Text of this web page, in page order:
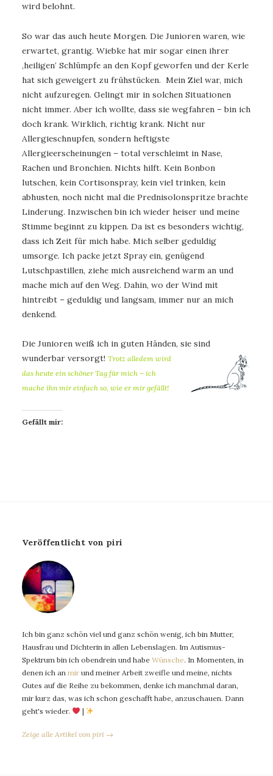
wird belohnt.
So war das auch heute Morgen. Die Junioren waren, wie
erwartet, grantig. Wiebke hat mir sogar einen ihrer
‚heiligen‘ Schlümpfe an den Kopf geworfen und der Kerle
hat sich geweigert zu frühstücken. Mein Ziel war, mich
nicht aufzuregen. Gelingt mir in solchen Situationen
nicht immer. Aber ich wollte, dass sie wegfahren – bin ich
doch krank. Wirklich, richtig krank. Nicht nur
Allergieschnupfen, sondern heftigste
Allergieerscheinungen – total verschleimt in Nase,
Rachen und Bronchien. Nichts hilft. Kein Bonbon
lutschen, kein Cortisonspray, kein viel trinken, kein
abhusten, noch nicht mal die Prednisolonspritze brachte
Linderung. Inzwischen bin ich wieder heiser und meine
Stimme beginnt zu kippen. Da ist es besonders wichtig,
dass ich Zeit für mich habe. Mich selber geduldig
umsorge. Ich packe jetzt Spray ein, genügend
Lutschpastillen, ziehe mich ausreichend warm an und
mache mich auf den Weg. Dahin, wo der Wind mit
hintreibt – geduldig und langsam, immer nur an mich
denkend.
Die Junioren weiß ich in guten Händen, sie sind
wunderbar versorgt! Trotz alledem wird
das heute ein schöner Tag für mich – ich
mache ihn mir einfach so, wie er mir gefällt!
Gefällt mir:
Veröffentlicht von piri
Ich bin ganz schön viel und ganz schön wenig, ich bin Mutter,
Hausfrau und Dichterin in allen Lebenslagen. Im Autismus-
Spektrum bin ich obendrein und habe Wünsche. In Momenten, in
denen ich an mir und meiner Arbeit zweifle und meine, nichts
Gutes auf die Reihe zu bekommen, denke ich manchmal daran,
mir kurz das, was ich schon geschafft habe, anzuschauen. Dann
geht's wieder.
|
Zeige alle Artikel von piri →